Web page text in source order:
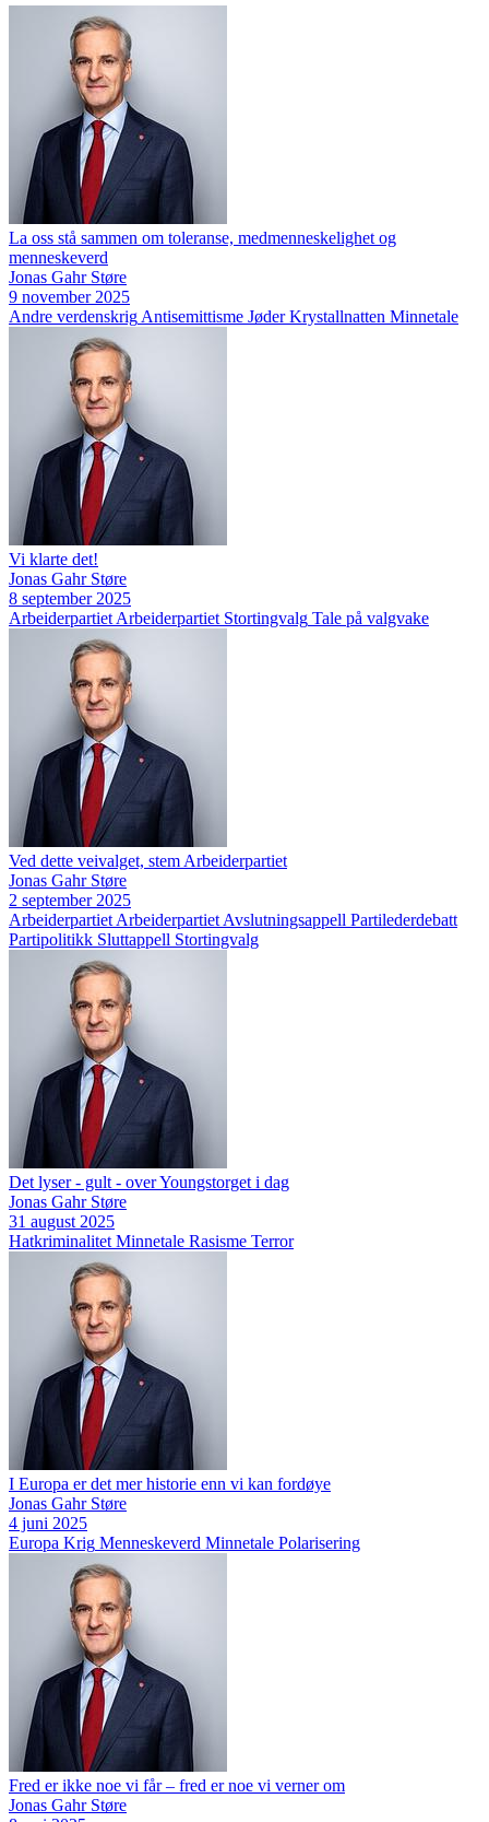
La oss stå sammen om toleranse, medmenneskelighet og
menneskeverd
Jonas Gahr Støre
9 november 2025
Andre verdenskrig Antisemittisme Jøder Krystallnatten Minnetale
Vi klarte det!
Jonas Gahr Støre
8 september 2025
Arbeiderpartiet Arbeiderpartiet Stortingvalg Tale på valgvake
Ved dette veivalget, stem Arbeiderpartiet
Jonas Gahr Støre
2 september 2025
Arbeiderpartiet Arbeiderpartiet Avslutningsappell Partilederdebatt
Partipolitikk Sluttappell Stortingvalg
Det lyser - gult - over Youngstorget i dag
Jonas Gahr Støre
31 august 2025
Hatkriminalitet Minnetale Rasisme Terror
I Europa er det mer historie enn vi kan fordøye
Jonas Gahr Støre
4 juni 2025
Europa Krig Menneskeverd Minnetale Polarisering
Fred er ikke noe vi får – fred er noe vi verner om
Jonas Gahr Støre